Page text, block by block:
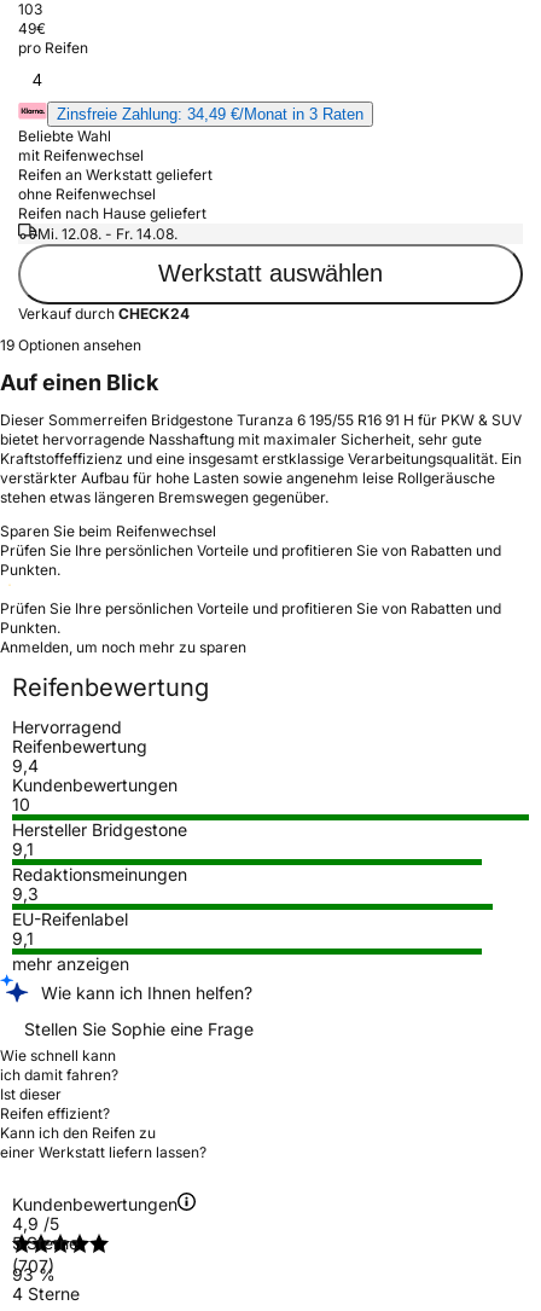
103
49€
pro Reifen
4
Zinsfreie Zahlung: 34,49 €/Monat in 3 Raten
Beliebte Wahl
mit Reifenwechsel
Reifen an Werkstatt geliefert
ohne Reifenwechsel
Reifen nach Hause geliefert
Mi. 12.08. - Fr. 14.08.
Werkstatt auswählen
Verkauf durch CHECK24
19 Optionen ansehen
Auf einen Blick
Dieser Sommerreifen Bridgestone Turanza 6 195/55 R16 91 H für PKW & SUV
bietet hervorragende Nasshaftung mit maximaler Sicherheit, sehr gute
Kraftstoffeffizienz und eine insgesamt erstklassige Verarbeitungsqualität. Ein
verstärkter Aufbau für hohe Lasten sowie angenehm leise Rollgeräusche
stehen etwas längeren Bremswegen gegenüber.
Sparen Sie beim Reifenwechsel
Prüfen Sie Ihre persönlichen Vorteile und profitieren Sie von Rabatten und
Punkten.
Prüfen Sie Ihre persönlichen Vorteile und profitieren Sie von Rabatten und
Punkten.
Anmelden, um noch mehr zu sparen
Reifenbewertung
Hervorragend
Reifenbewertung
9,4
Kundenbewertungen
10
Hersteller Bridgestone
9,1
Redaktionsmeinungen
9,3
EU-Reifenlabel
9,1
mehr anzeigen
Wie kann ich Ihnen helfen?
Stellen Sie Sophie eine Frage
Wie schnell kann
ich damit fahren?
Ist dieser
Reifen effizient?
Kann ich den Reifen zu
einer Werkstatt liefern lassen?
Kundenbewertungen
4,9 /5
(707)
5 Sterne
93 %
4 Sterne